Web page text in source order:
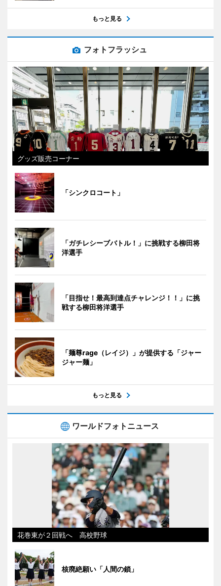
もっと見る
フォトフラッシュ
グッズ販売コーナー
「シンクロコート」
「ガチレシーブバトル！」に挑戦する柳田将
洋選手
「目指せ！最高到達点チャレンジ！！」に挑
戦する柳田将洋選手
「麺尊rage（レイジ）」が提供する「ジャー
ジャー麺」
もっと見る
ワールドフォトニュース
花巻東が２回戦へ 高校野球
核廃絶願い「人間の鎖」